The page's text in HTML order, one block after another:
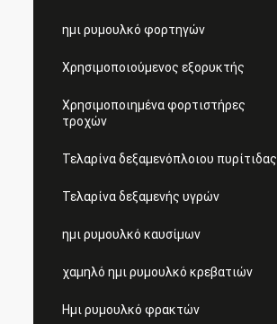
ημι ρυμουλκό φορτηγών
Χρησιμοποιούμενος εξορυκτής
Χρησιμοποιημένα φορτιστήρες
τροχών
Τελαρίνα δεξαμενόπλοιου πυρίτιδας
Τελαρίνα δεξαμενής υγρών
ημι ρυμουλκό καυσίμων
χαμηλό ημι ρυμουλκό κρεβατιών
Ημι ρυμουλκό φρακτών